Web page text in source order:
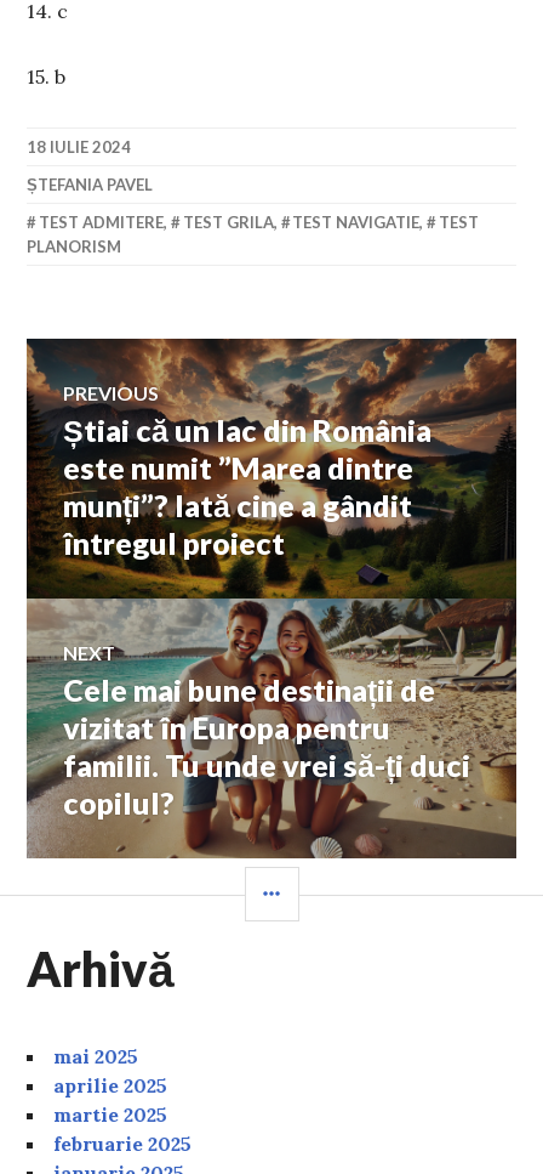
14. c
15. b
18 IULIE 2024
ȘTEFANIA PAVEL
TEST ADMITERE, TEST GRILA, TEST NAVIGATIE,
TEST
PLANORISM
Navigare
în
articole
PREVIOUS
Previous
post:
Știai că un lac din România
este numit ”Marea dintre
munți”? Iată cine a gândit
întregul proiect
NEXT
Next
post:
Cele mai bune destinații de
vizitat în Europa pentru
familii. Tu unde vrei să-ți duci
copilul?
Arhivă
mai 2025
aprilie 2025
martie 2025
februarie 2025